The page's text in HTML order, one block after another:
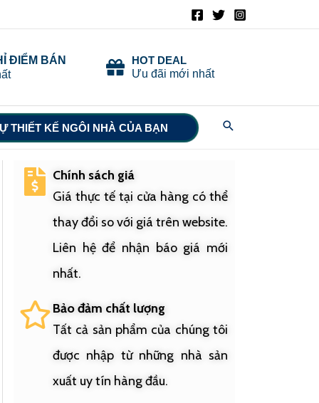
ĐIỂM BÁN
HOT DEAL
Ưu đãi mới nhất
THIẾT KẾ NGÔI NHÀ CỦA BẠN Search
Chính sách giá
Giá thực tế tại cửa hàng có thể
thay đổi so với giá trên website.
Liên hệ để nhận báo giá mới
nhất.
Bảo đảm chất lượng
Tất cả sản phẩm của chúng tôi
được nhập từ những nhà sản
xuất uy tín hàng đầu.